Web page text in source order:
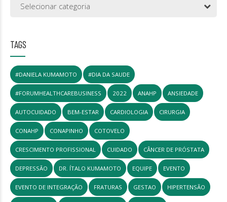
Selecionar categoria
TAGS
#DANIELA KUMAMOTO #DIA DA SAUDE
#FORUMHEALTHCAREBUSINESS 2022 ANAHP ANSIEDADE
AUTOCUIDADO BEM-ESTAR CARDIOLOGIA CIRURGIA
CONAHP CONAPINHO COTOVELO
CRESCIMENTO PROFISSIONAL CUIDADO CÂNCER DE PRÓSTATA
DEPRESSÃO DR. ÍTALO KUMAMOTO EQUIPE EVENTO
EVENTO DE INTEGRAÇÃO FRATURAS GESTAO HIPERTENSÃO